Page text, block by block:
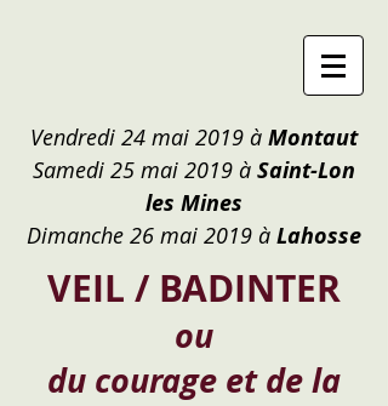
Vendredi 24 mai 2019 à Montaut
Samedi 25 mai 2019 à Saint-Lon
les Mines
Dimanche 26 mai 2019 à Lahosse
VEIL / BADINTER
ou
du courage et de la